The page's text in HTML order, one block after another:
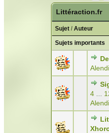
Littéraction.fr
Sujet / Auteur
Sujets importants
4